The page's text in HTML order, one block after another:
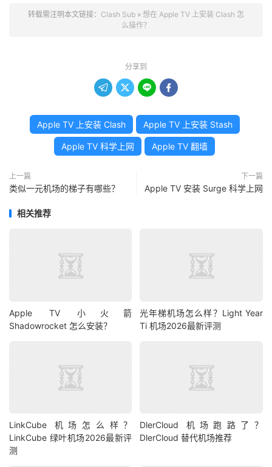
转载需注明本文链接： Clash Sub » 想在 Apple TV 上安装 Clash 怎
么操作？
分享到
   
Apple TV 上安装 Clash Apple TV 上安装 Stash
Apple TV 科学上网 Apple TV 翻墙
上一篇
类似一元机场的梯子有哪些？
下一篇
Apple TV 安装 Surge 科学上网
相关推荐
Apple TV 小火箭
Shadowrocket 怎么安装？
光年梯机场怎么样？Light Year
Ti 机场2026最新评测
LinkCube 机场怎么样？
LinkCube 绿叶机场2026最新评
测
DlerCloud 机场跑路了？
DlerCloud 替代机场推荐